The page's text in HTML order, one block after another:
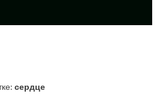
сердце